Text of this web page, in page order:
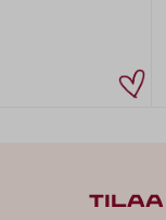
TILAA